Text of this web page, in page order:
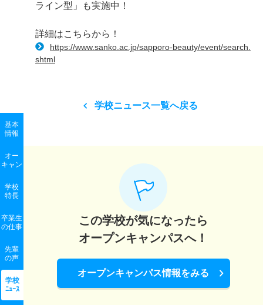
基本
情報
オー
キャン
学校
特長
卒業生
の仕事
先輩
の声
学校
ﾆｭｰｽ
ライン型」も実施中！
詳細はこちらから！
https://www.sanko.ac.jp/sapporo-beauty/event/search.
shtml
学校ニュース一覧へ戻る
この学校が気になったら
オープンキャンパスへ！
オープンキャンパス情報をみる